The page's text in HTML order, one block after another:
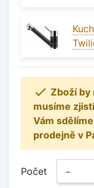
 Zboží by
musíme
Vám
prodejně v
Počet −